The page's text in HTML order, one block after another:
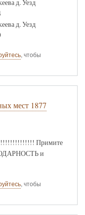
д. Уезд
д. Уезд
, чтобы
мест 1877
Примите
и
, чтобы